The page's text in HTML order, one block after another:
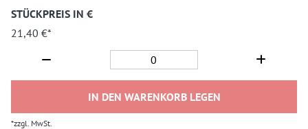
STÜCKPREIS IN €
21,40 €*
IN DEN WARENKORB LEGEN
*zzgl. MwSt.